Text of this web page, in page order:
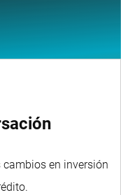
en inversión